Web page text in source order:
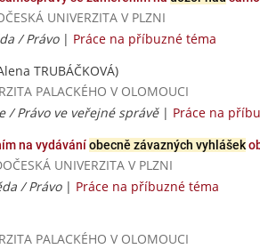
UNIVERZITA V PLZNI
/ Právo| Práce na příbuzné téma
TRUBÁČKOVÁ)
PALACKÉHO V OLOMOUCI
/ Právo ve veřejné správě| Práce na
na vydáváníobecně závazných vyhlášek
UNIVERZITA V PLZNI
/ Právo| Práce na příbuzné téma
PALACKÉHO V OLOMOUCI